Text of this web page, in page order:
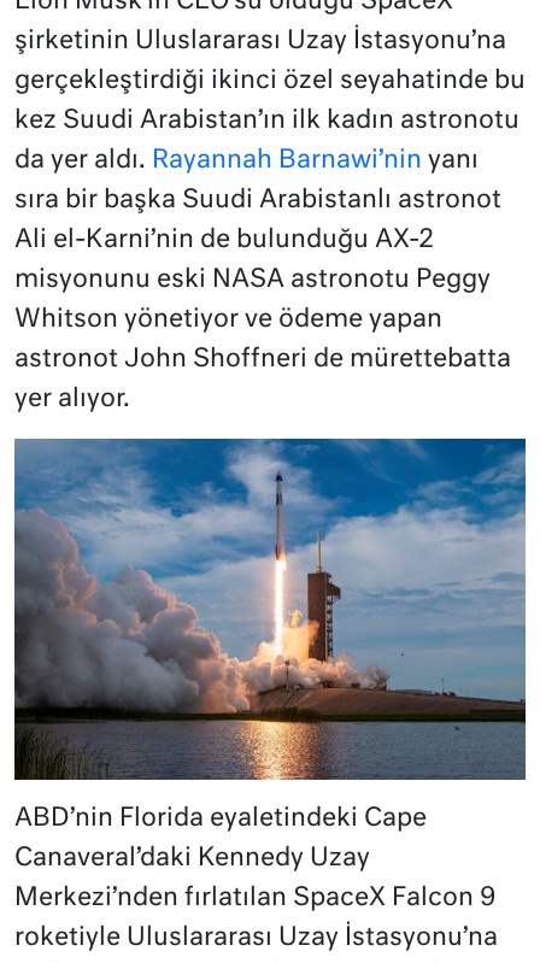
şirketinin Uluslararası Uzay İstasyonu’na
gerçekleştirdiği ikinci özel seyahatinde bu
kez Suudi Arabistan’ın ilk kadın astronotu
da yer aldı. Rayannah Barnawi’nin yanı
sıra bir başka Suudi Arabistanlı astronot
Ali el-Karni’nin de bulunduğu AX-2
misyonunu eski NASA astronotu Peggy
Whitson yönetiyor ve ödeme yapan
astronot John Shoffneri de mürettebatta
yer alıyor.
ABD’nin Florida eyaletindeki Cape
Canaveral’daki Kennedy Uzay
Merkezi’nden fırlatılan SpaceX Falcon 9
roketiyle Uluslararası Uzay İstasyonu’na